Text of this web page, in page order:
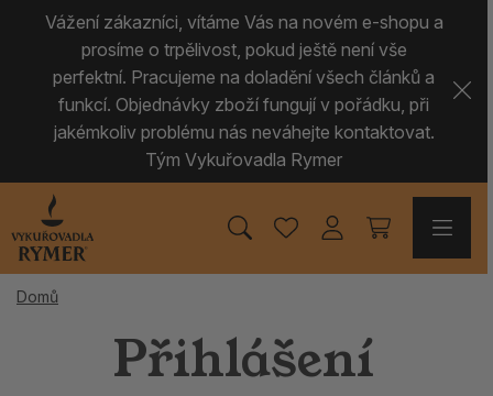
Vážení zákazníci, vítáme Vás na novém e-shopu a
prosíme o trpělivost, pokud ještě není vše
perfektní. Pracujeme na doladění všech článků a
funkcí. Objednávky zboží fungují v pořádku, při
jakémkoliv problému nás neváhejte kontaktovat.
Tým Vykuřovadla Rymer
Domů
Přihlášení